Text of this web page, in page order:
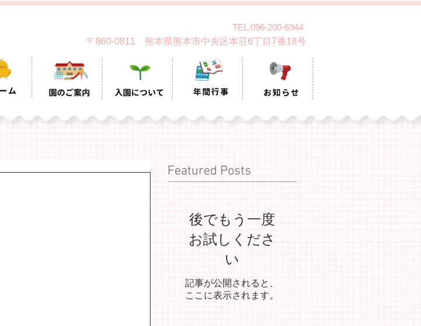
〒860-0811 熊本県熊本市中央区本荘6丁目7番18号
TEL.096-200-6944
Featured Posts
後でもう一度
お試しくださ
い
記事が公開されると、
ここに表示されます。